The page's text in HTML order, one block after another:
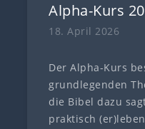
Alpha-Kurs
18. April 2026
Der Alpha-Kurs
grundlegenden
die Bibel dazu
praktisch